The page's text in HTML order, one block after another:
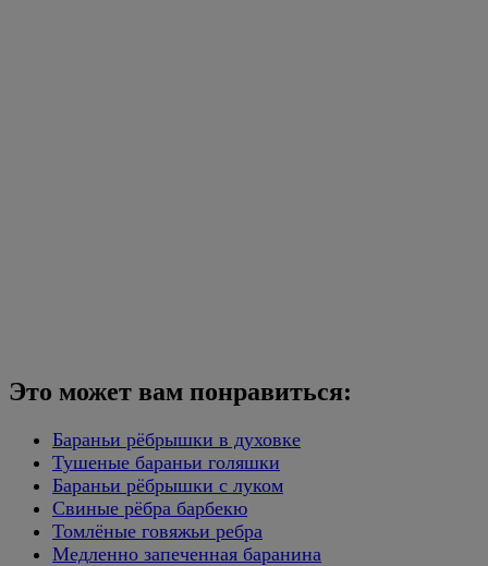
Это может вам понравиться:
Бараньи рёбрышки в духовке
Тушеные бараньи голяшки
Бараньи рёбрышки с луком
Свиные рёбра барбекю
Томлёные говяжьи ребра
Медленно запеченная баранина